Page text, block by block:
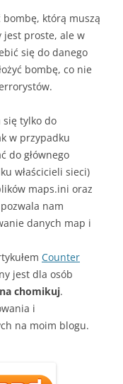
bombę, którą muszą
jest proste, ale w
się do danego
bombę, co nie
się tylko do
w przypadku
do głównego
właścicieli sieci)
maps.ini oraz
nam
danych map i
Counter
jest dla osób
chomikuj.
i
na moim blogu.